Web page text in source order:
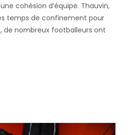
cohésion d’équipe. Thauvin,
temps de confinement pour
de nombreux footballeurs ont